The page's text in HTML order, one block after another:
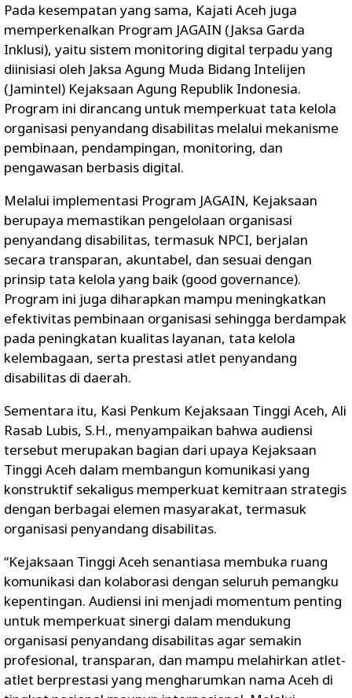
Pada kesempatan yang sama, Kajati Aceh juga
memperkenalkan Program JAGAIN (Jaksa Garda
Inklusi), yaitu sistem monitoring digital terpadu yang
diinisiasi oleh Jaksa Agung Muda Bidang Intelijen
(Jamintel) Kejaksaan Agung Republik Indonesia.
Program ini dirancang untuk memperkuat tata kelola
organisasi penyandang disabilitas melalui mekanisme
pembinaan, pendampingan, monitoring, dan
pengawasan berbasis digital.
Melalui implementasi Program JAGAIN, Kejaksaan
berupaya memastikan pengelolaan organisasi
penyandang disabilitas, termasuk NPCI, berjalan
secara transparan, akuntabel, dan sesuai dengan
prinsip tata kelola yang baik (good governance).
Program ini juga diharapkan mampu meningkatkan
efektivitas pembinaan organisasi sehingga berdampak
pada peningkatan kualitas layanan, tata kelola
kelembagaan, serta prestasi atlet penyandang
disabilitas di daerah.
Sementara itu, Kasi Penkum Kejaksaan Tinggi Aceh, Ali
Rasab Lubis, S.H., menyampaikan bahwa audiensi
tersebut merupakan bagian dari upaya Kejaksaan
Tinggi Aceh dalam membangun komunikasi yang
konstruktif sekaligus memperkuat kemitraan strategis
dengan berbagai elemen masyarakat, termasuk
organisasi penyandang disabilitas.
“Kejaksaan Tinggi Aceh senantiasa membuka ruang
komunikasi dan kolaborasi dengan seluruh pemangku
kepentingan. Audiensi ini menjadi momentum penting
untuk memperkuat sinergi dalam mendukung
organisasi penyandang disabilitas agar semakin
profesional, transparan, dan mampu melahirkan atlet-
atlet berprestasi yang mengharumkan nama Aceh di